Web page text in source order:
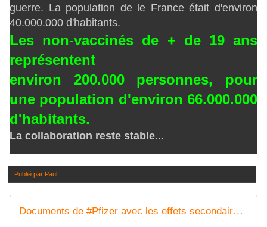
guerre. La population de le France était d'environ
40.000.000 d'habitants.
Les non-vaccinés de + de 19 ans
représentent
environ 200.000 personnes, pour
une population d'environ 66.000.000
d'habitants.
La collaboration reste stable...
Publié par Paul
Documents de #Pfizer avec les effets secondaires qu'ils voulaient sceller pendant 75 ans - MOINS de BIENS PLUS de LIENS